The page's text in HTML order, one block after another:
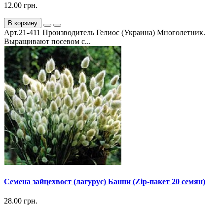
12.00 грн.
В корзину
Арт.21-411 Производитель Гелиос (Украина) Многолетник.
Выращивают посевом с...
Семена зайцехвост (лагурус) Банни (Zip-пакет 20 семян)
28.00 грн.